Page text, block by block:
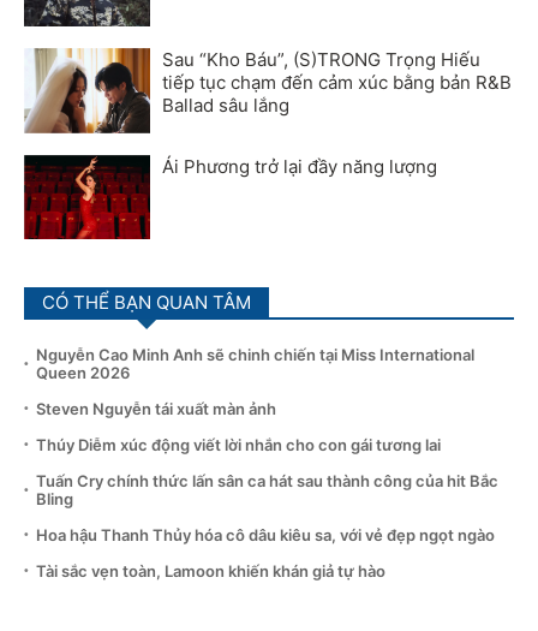
Sau “Kho Báu”, (S)TRONG Trọng Hiếu
tiếp tục chạm đến cảm xúc bằng bản R&B
Ballad sâu lắng
Ái Phương trở lại đầy năng lượng
CÓ THỂ BẠN QUAN TÂM
Nguyễn Cao Minh Anh sẽ chinh chiến tại Miss International
Queen 2026
Steven Nguyễn tái xuất màn ảnh
Thúy Diễm xúc động viết lời nhắn cho con gái tương lai
Tuấn Cry chính thức lấn sân ca hát sau thành công của hit Bắc
Bling
Hoa hậu Thanh Thủy hóa cô dâu kiêu sa, với vẻ đẹp ngọt ngào
Tài sắc vẹn toàn, Lamoon khiến khán giả tự hào